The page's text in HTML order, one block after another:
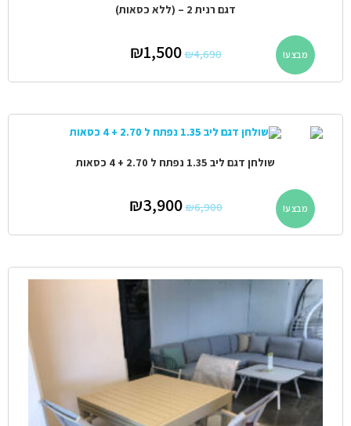
מבצע!
דגם רנית 2 – (ללא כסאות)
₪4,690
₪1,500
מבצע!
שולחן דגם ליב 1.35 נפתח ל 2.70 + 4 כסאות
₪6,900
₪3,900
מבצע!